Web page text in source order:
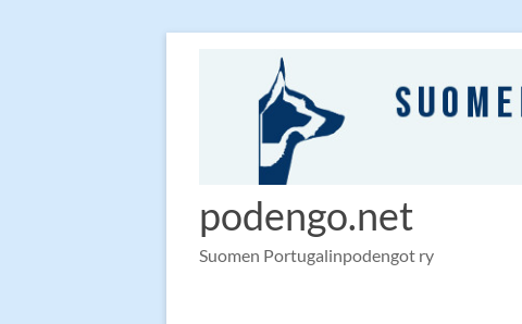
podengo.net
Suomen Portugalinpodengot ry